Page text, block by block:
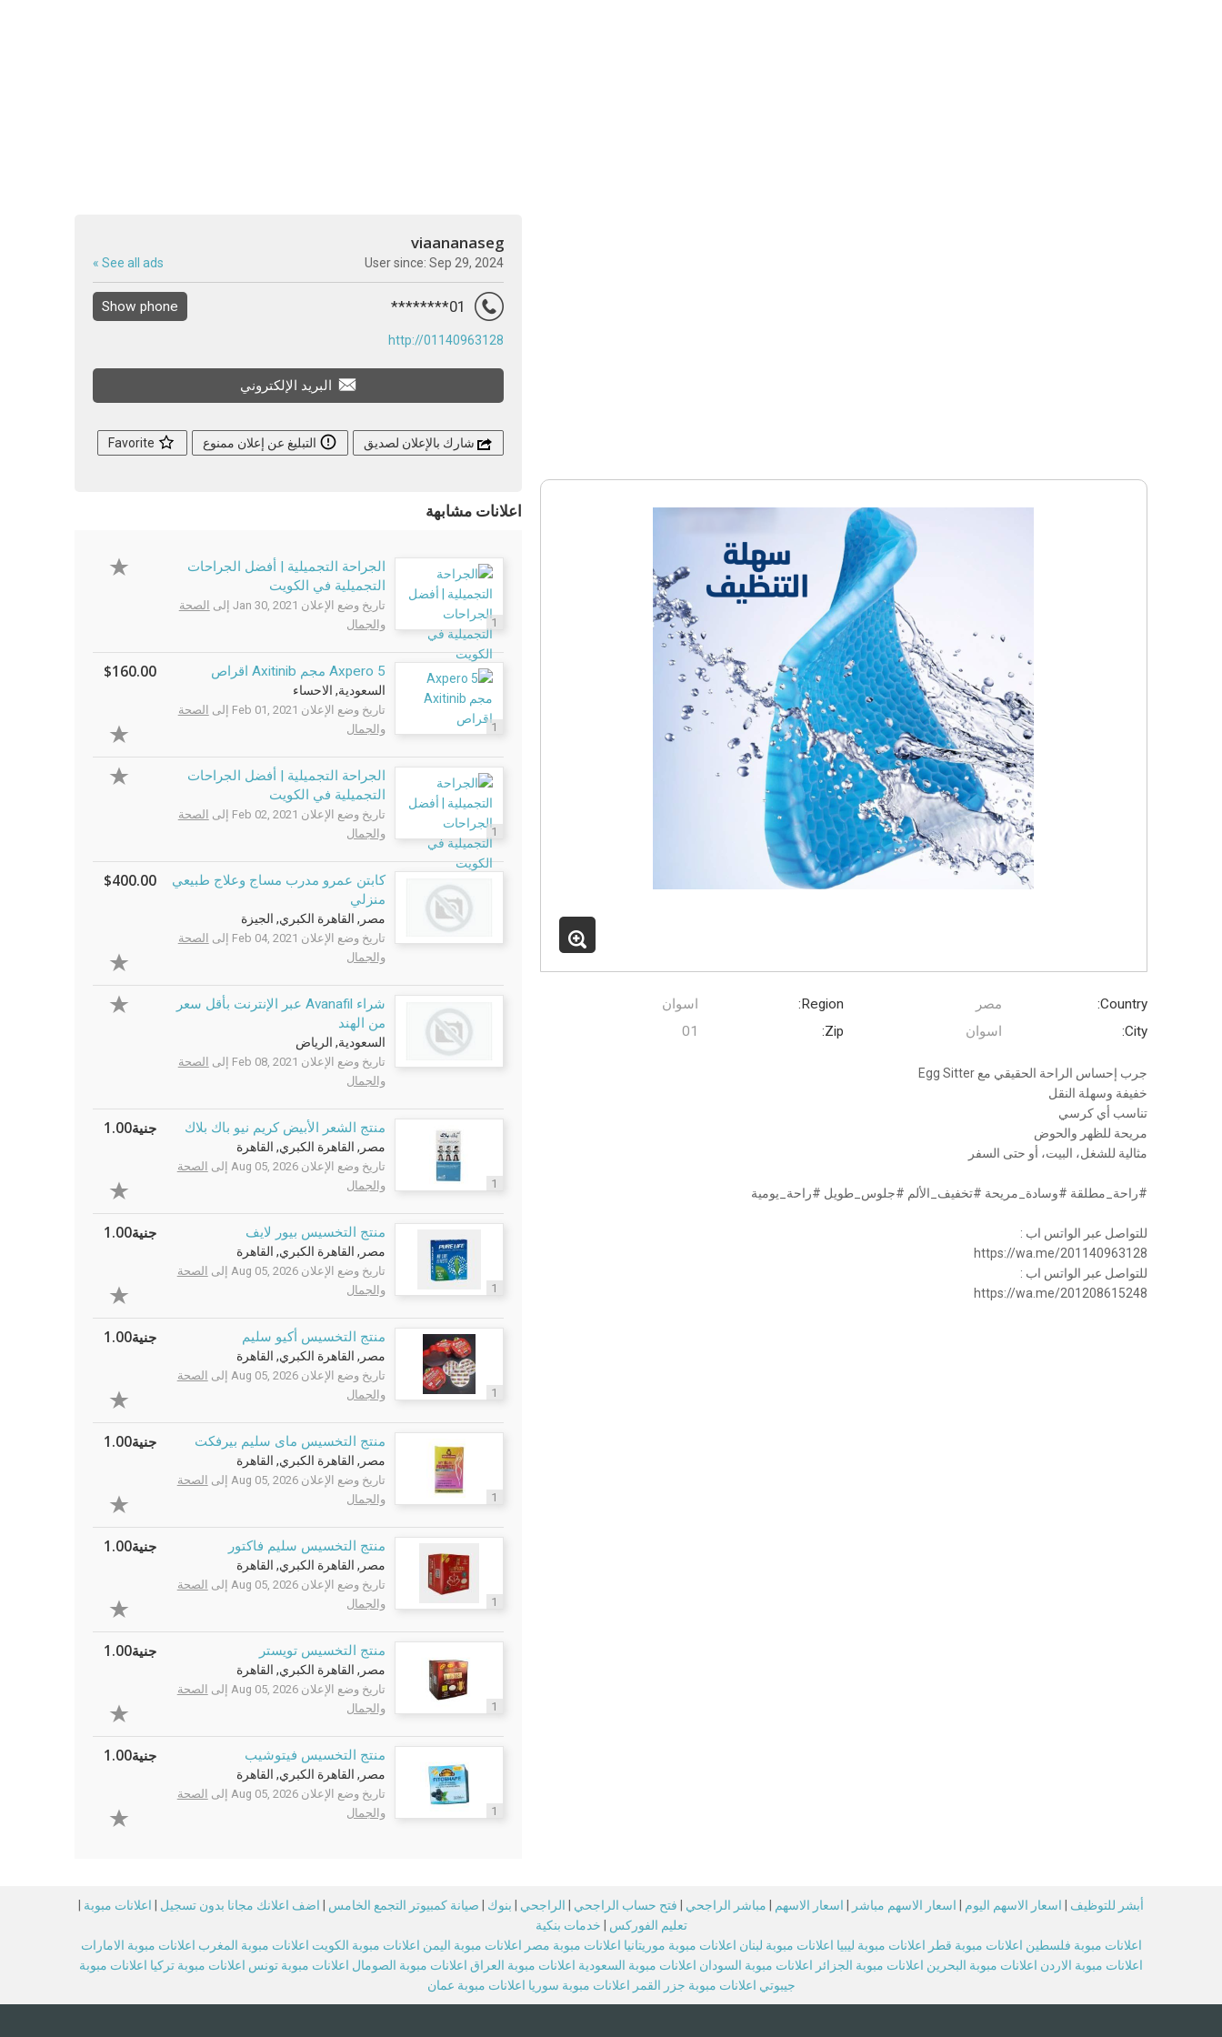
Country: مصر Region:
اسوان
City:
اسوان Zip:
01
جرب إحساس الراحة الحقيقي مع Egg Sitter
خفيفة وسهلة النقل
تناسب أي كرسي
مريحة للظهر والحوض
مثالية للشغل، البيت، أو حتى السفر
#راحة_مطلقة #وسادة_مريحة #تخفيف_الألم #جلوس_طويل #راحة_يومية
للتواصل عبر الواتس اب :
https://wa.me/201140963128
للتواصل عبر الواتس اب :
https://wa.me/201208615248
viaananaseg
User since: Sep 29, 2024
See all ads »
01********
Show phone
http://01140963128
البريد الإلكتروني
شارك بالإعلان لصديق التبليغ عن إعلان ممنوع
اعلانات مشابهة
1
الجراحة التجميلية | أفضل الجراحات
التجميلية في الكويت
تاريخ وضع الإعلان Jan 30, 2021 إلى
الصحة
والجمال
1
Axpero 5 مجم Axitinib اقراص
السعودية, الاحساء
تاريخ وضع الإعلان Feb 01, 2021 إلى
الصحة
والجمال
$160.00
1
الجراحة التجميلية | أفضل الجراحات
التجميلية في الكويت
تاريخ وضع الإعلان Feb 02, 2021 إلى
الصحة
والجمال
كابتن عمرو مدرب مساج وعلاج طبيعي
منزلي
مصر, القاهرة الكبري, الجيزة
تاريخ وضع الإعلان Feb 04, 2021 إلى
الصحة
والجمال
$400.00
شراء Avanafil عبر الإنترنت بأقل سعر
من الهند
السعودية, الرياض
تاريخ وضع الإعلان Feb 08, 2021 إلى
الصحة
والجمال
1
منتج الشعر الأبيض كريم نيو باك بلاك
مصر, القاهرة الكبري, القاهرة
تاريخ وضع الإعلان Aug 05, 2026 إلى
الصحة
والجمال
جنية1.00
1
منتج التخسيس بيور لايف
مصر, القاهرة الكبري, القاهرة
تاريخ وضع الإعلان Aug 05, 2026 إلى
الصحة
والجمال
جنية1.00
1
منتج التخسيس أكيو سليم
مصر, القاهرة الكبري, القاهرة
تاريخ وضع الإعلان Aug 05, 2026 إلى
الصحة
والجمال
جنية1.00
1
منتج التخسيس ماى سليم بيرفكت
مصر, القاهرة الكبري, القاهرة
تاريخ وضع الإعلان Aug 05, 2026 إلى
الصحة
والجمال
جنية1.00
1
منتج التخسيس سليم فاكتور
مصر, القاهرة الكبري, القاهرة
تاريخ وضع الإعلان Aug 05, 2026 إلى
الصحة
والجمال
جنية1.00
1
منتج التخسيس تويستر
مصر, القاهرة الكبري, القاهرة
تاريخ وضع الإعلان Aug 05, 2026 إلى
الصحة
والجمال
جنية1.00
1
منتج التخسيس فيتوشيب
مصر, القاهرة الكبري, القاهرة
تاريخ وضع الإعلان Aug 05, 2026 إلى
الصحة
والجمال
جنية1.00
أبشر للتوظيف اسعار الاسهم اليوم اسعار الاسهم مباشر اسعار الاسهم مباشر الراجحي فتح حساب الراجحي الراجحي بنوك صيانة كمبيوتر التجمع الخامس اضف اعلانك مجانا بدون تسجيل اعلانات مبوبة
تعليم الفوركس
خدمات بنكية
اعلانات مبوبة فلسطين اعلانات مبوبة قطر اعلانات مبوبة ليبيا اعلانات مبوبة لبنان اعلانات مبوبة موريتانيا اعلانات مبوبة مصر اعلانات مبوبة اليمن اعلانات مبوبة الكويت اعلانات مبوبة المغرب اعلانات مبوبة الامارات
اعلانات مبوبة الاردن اعلانات مبوبة البحرين اعلانات مبوبة الجزائر اعلانات مبوبة السودان اعلانات مبوبة السعودية اعلانات مبوبة العراق اعلانات مبوبة الصومال اعلانات مبوبة تونس اعلانات مبوبة تركيا اعلانات مبوبة
جيبوتي اعلانات مبوبة جزر القمر اعلانات مبوبة سوريا اعلانات مبوبة عمان